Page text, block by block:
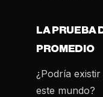
LA PRUEBA
PROMEDIO
¿Podría
este mundo?